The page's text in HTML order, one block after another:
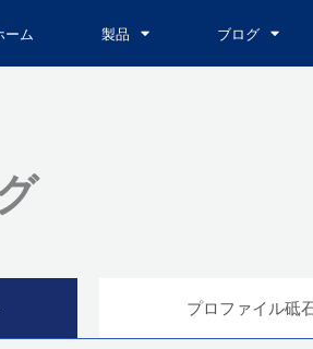
ーム 製品 ブログ
プロファイル砥